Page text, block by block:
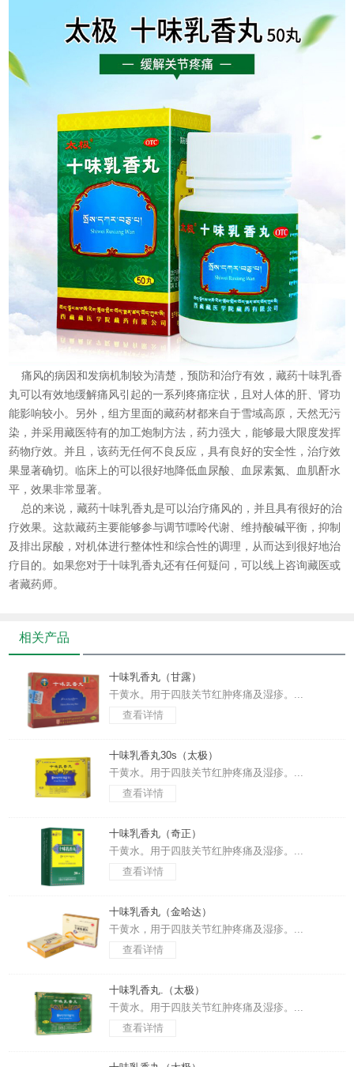
痛风的病因和发病机制较为清楚，预防和治疗有效，藏药十味乳香
丸可以有效地缓解痛风引起的一系列疼痛症状，且对人体的肝、肾功
能影响较小。另外，组方里面的藏药材都来自于雪域高原，天然无污
染，并采用藏医特有的加工炮制方法，药力强大，能够最大限度发挥
药物疗效。并且，该药无任何不良反应，具有良好的安全性，治疗效
果显著确切。临床上的可以很好地降低血尿酸、血尿素氮、血肌酐水
平，效果非常显著。
总的来说，藏药十味乳香丸是可以治疗痛风的，并且具有很好的治
疗效果。这款藏药主要能够参与调节嘌呤代谢、维持酸碱平衡，抑制
及排出尿酸，对机体进行整体性和综合性的调理，从而达到很好地治
疗目的。如果您对于十味乳香丸还有任何疑问，可以线上咨询藏医或
者藏药师。
相关产品
十味乳香丸（甘露）
干黄水。用于四肢关节红肿疼痛及湿疹。...
查看详情
十味乳香丸30s（太极）
干黄水。用于四肢关节红肿疼痛及湿疹。...
查看详情
十味乳香丸（奇正）
干黄水。用于四肢关节红肿疼痛及湿疹。...
查看详情
十味乳香丸（金哈达）
干黄水，用于四肢关节红肿疼痛及湿疹。...
查看详情
十味乳香丸.（太极）
干黄水。用于四肢关节红肿疼痛及湿疹。...
查看详情